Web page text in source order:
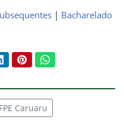
| Bacharelado
LinkedInPinterestWhatsApp
Caruaru